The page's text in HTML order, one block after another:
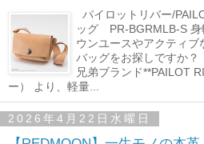
パイロットリバー/
ッグ PR-BGRMLB-S 身
ウンユースやアクティ
バッグをお探しですか
兄弟ブランド**PAILOT
ー） より、軽量...
2026年4月22日水曜日